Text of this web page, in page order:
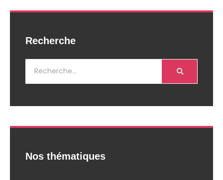
Recherche
Nos thématiques